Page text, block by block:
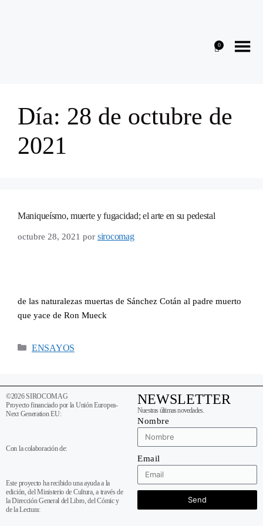
0
Día: 28 de octubre de
2021
Maniqueísmo, muerte y fugacidad; el arte en su pedestal
octubre 28, 2021 por sirocomag
de las naturalezas muertas de Sánchez Cotán al padre muerto
que yace de Ron Mueck
ENSAYOS
©2026 SIROCOMAG
Proyecto financiado por la Unión Europea-
Next Generation EU:
Con la colaboración de:
Este proyecto ha recibido una ayuda a la
edición, del Ministerio de Cultura, a través de
la Dirección General del Libro, del Cómic y
de la Lectura:
NEWSLETTER
Nuestras últimas novedades.
Nombre
Email
Send